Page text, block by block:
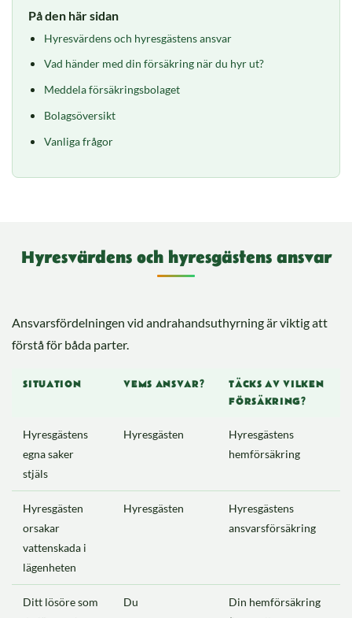
På den här sidan
Hyresvärdens och hyresgästens ansvar
Vad händer med din försäkring när du hyr ut?
Meddela försäkringsbolaget
Bolagsöversikt
Vanliga frågor
Hyresvärdens och hyresgästens ansvar
Ansvarsfördelningen vid andrahandsuthyrning är viktig att
förstå för båda parter.
SITUATION VEMS ANSVAR?
TÄCKS AV VILKEN
FÖRSÄKRING?
Hyresgästens
egna saker
stjäls
Hyresgästen
Hyresgästens
hemförsäkring
Hyresgästen
orsakar
vattenskada i
lägenheten
Hyresgästen
Hyresgästens
ansvarsförsäkring
Ditt lösöre som
Du
Din hemförsäkring